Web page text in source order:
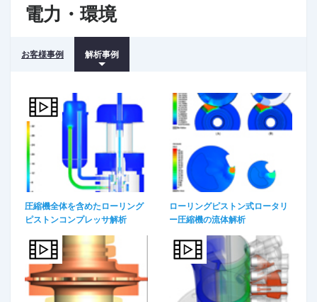
電力・環境
お客様事例 解析事例
圧縮機全体を含めたローリング
ピストンコンプレッサ解析
ローリングピストン式ロータリ
ー圧縮機の流体解析